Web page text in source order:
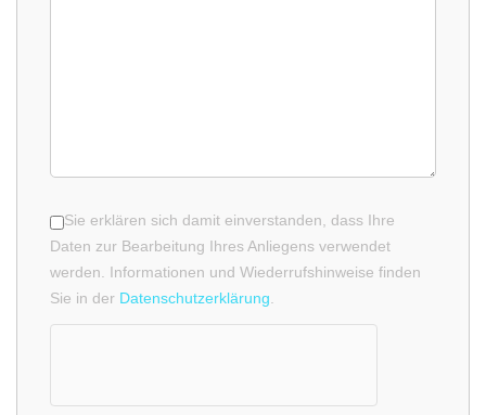
Sie erklären sich damit einverstanden, dass Ihre
Daten zur Bearbeitung Ihres Anliegens verwendet
werden. Informationen und Wiederrufshinweise finden
Sie in der Datenschutzerklärung